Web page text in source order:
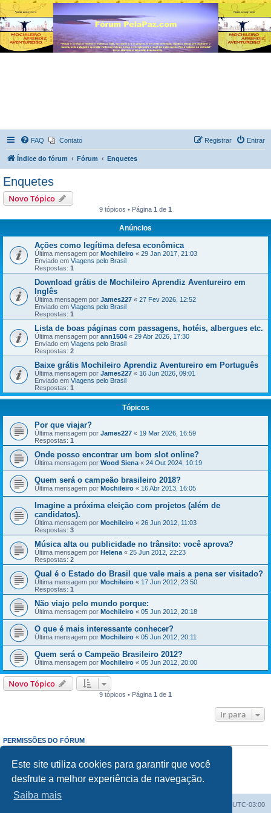
Este site utiliza cookies para garantir que você
desfrute a melhor experiência de navegação.
Saiba mais
FAQ Contato Entrar
Registrar
Índice do fórum Fórum Enquetes
Enquetes
Novo Tópico
9 tópicos • Página 1 de 1
Anúncios
Ações como legítima defesa econômica
Última mensagem por Mochileiro « 29 Jan 2017, 21:03
Enviado em Viagens pelo Brasil
Respostas: 1
Download grátis de Mochileiro Aprendiz Aventureiro em
Inglês
Última mensagem por James227 « 27 Fev 2026, 12:52
Enviado em Viagens pelo Brasil
Respostas: 1
Lista de boas páginas com passagens, hotéis, albergues etc.
Última mensagem por ann1504 « 29 Abr 2026, 17:30
Enviado em Viagens pelo Brasil
Respostas: 2
Baixe grátis Mochileiro Aprendiz Aventureiro em Português
Última mensagem por James227 « 16 Jun 2026, 09:01
Enviado em Viagens pelo Brasil
Respostas: 1
Tópicos
Por que viajar?
Última mensagem por James227 « 19 Mar 2026, 16:59
Respostas: 1
Onde posso encontrar um bom slot online?
Última mensagem por Wood Siena « 24 Out 2024, 10:19
Quem será o campeão brasileiro 2018?
Última mensagem por Mochileiro « 16 Abr 2013, 16:05
Imagine a próxima eleição com projetos (além de
candidatos).
Última mensagem por Mochileiro « 26 Jun 2012, 11:03
Respostas: 3
Música alta ou publicidade no trânsito: você aprova?
Última mensagem por Helena « 25 Jun 2012, 22:23
Respostas: 2
Qual é o Estado do Brasil que vale mais a pena ser visitado?
Última mensagem por Mochileiro « 17 Jun 2012, 23:50
Respostas: 1
Não viajo pelo mundo porque:
Última mensagem por Mochileiro « 05 Jun 2012, 20:18
O que é mais interessante conhecer?
Última mensagem por Mochileiro « 05 Jun 2012, 20:11
Quem será o Campeão Brasileiro 2012?
Última mensagem por Mochileiro « 05 Jun 2012, 20:00
Novo Tópico
9 tópicos • Página 1 de 1
Ir para
PERMISSÕES DO FÓRUM
Responder mensagens:
Proibido
Editar mensagens:Proibido
Excluir mensagens:Proibido
UTC-03:00